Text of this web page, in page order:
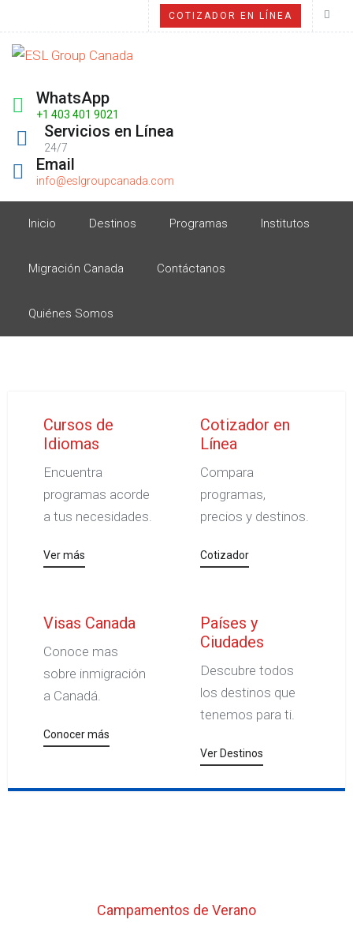
COTIZADOR EN LÍNEA
WhatsApp
+1 403 401 9021
Servicios en Línea
24/7
Email
info@eslgroupcanada.com
Inicio Destinos Programas Institutos
Migración Canada Contáctanos
Quiénes Somos
Cursos de
Idiomas
Encuentra
programas acorde
a tus necesidades.
Ver más
Cotizador en
Línea
Compara
programas,
precios y destinos.
Cotizador
Visas Canada
Conoce mas
sobre inmigración
a Canadá.
Conocer más
Países y
Ciudades
Descubre todos
los destinos que
tenemos para ti.
Ver Destinos
Campamentos de Verano